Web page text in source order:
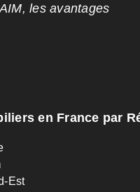
les avantages
en France par
Est